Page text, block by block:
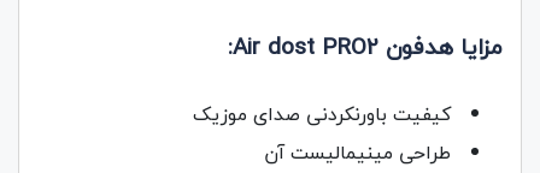
مزایا هدفون Air dost PRO2:
کیفیت باورنکردنی صدای موزیک
طراحی مینیمالیست آن